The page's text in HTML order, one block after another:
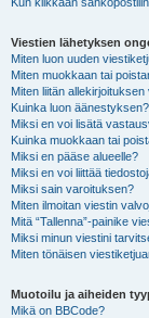
Viestien lähetyksen
Miten luon uuden
Miten muokkaan tai
Miten liitän allekirjoituksen
Kuinka luon äänestyksen?
Miksi en voi lisätä
Kuinka muokkaan tai
Miksi en pääse alueelle?
Miksi en voi liittää
Miksi sain varoituksen?
Miten ilmoitan viestin
Mitä “Tallenna”-painike
Miksi minun viestini
Miten tönäisen
Muotoilu ja aiheiden
Mikä on BBCode?